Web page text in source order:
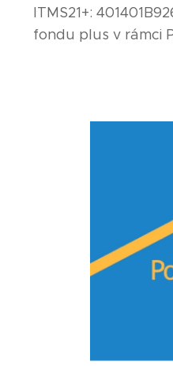
ITMS21+:
fondu plus v rámci